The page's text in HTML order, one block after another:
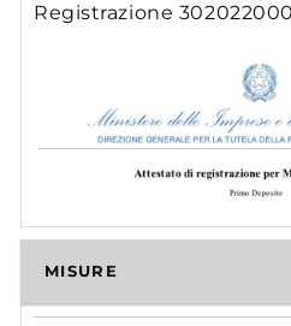
Registrazione
MISURE